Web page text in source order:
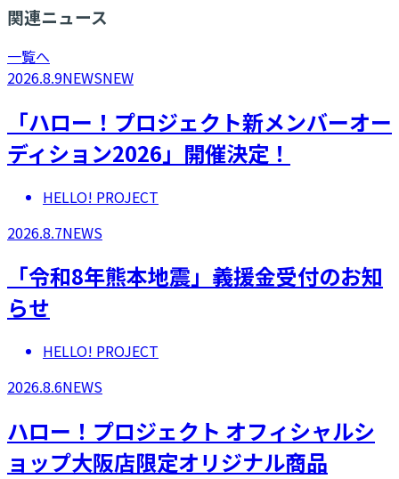
関連ニュース
一覧へ
2026.8.9NEWSNEW
「ハロー！プロジェクト新メンバーオー
ディション2026」開催決定！
HELLO! PROJECT
2026.8.7NEWS
「令和8年熊本地震」義援金受付のお知
らせ
HELLO! PROJECT
2026.8.6NEWS
ハロー！プロジェクト オフィシャルシ
ョップ大阪店限定オリジナル商品